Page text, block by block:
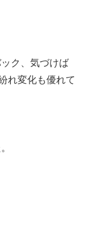
ク、気づけば
れ変化も優れて